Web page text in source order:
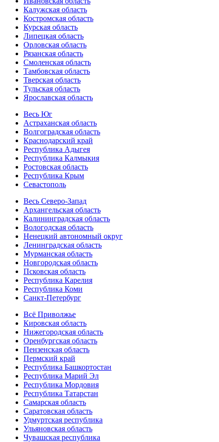
Калужская область
Костромская область
Курская область
Липецкая область
Орловская область
Рязанская область
Смоленская область
Тамбовская область
Тверская область
Тульская область
Ярославская область
Весь Юг
Астраханская область
Волгоградская область
Краснодарский край
Республика Адыгея
Республика Калмыкия
Ростовская область
Республика Крым
Севастополь
Весь Северо-Запад
Архангельская область
Калининградская область
Вологодская область
Ненецкий автономный округ
Ленинградская область
Мурманская область
Новгородская область
Псковская область
Республика Карелия
Республика Коми
Санкт-Петербург
Всё Приволжье
Кировская область
Нижегородская область
Оренбургская область
Пензенская область
Пермский край
Республика Башкортостан
Республика Марий Эл
Республика Мордовия
Республика Татарстан
Самарская область
Саратовская область
Удмуртская республика
Ульяновская область
Чувашская республика